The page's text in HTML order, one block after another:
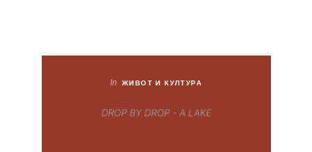
In ЖИВОТ И КУЛТУРА